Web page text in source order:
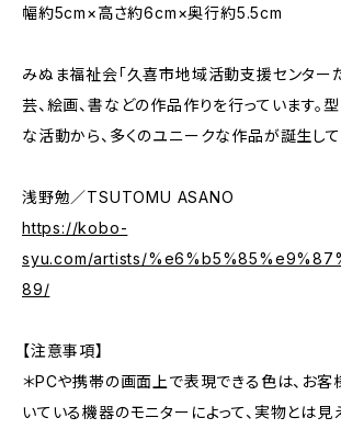
幅約5cm×高さ約6cm×奥行約5.5cm
みぬま福祉会「久喜市地域活動支援センターた
芸、絵画、書などの作品作りを行っています。
な活動から、多くのユニークな作品が誕生して
浅野勉／TSUTOMU ASANO
https://kobo-
syu.com/artists/
89/
【注意事項】
＊PCや携帯の画面上で表現できる色は、お客
いている機器のモニターによって、実物とは